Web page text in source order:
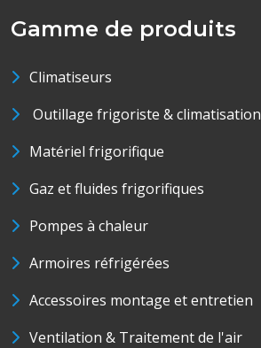
Gamme de produits
Climatiseurs
Outillage frigoriste & climatisation
Matériel frigorifique
Gaz et fluides frigorifiques
Pompes à chaleur
Armoires réfrigérées
Accessoires montage et entretien
Ventilation & Traitement de l'air